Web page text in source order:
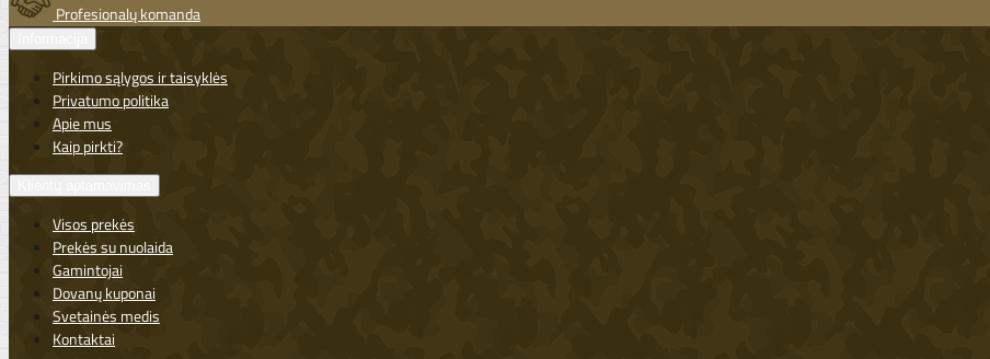
Profesionalų komanda
Pirkimo sąlygos ir taisyklės
Privatumo politika
Apie mus
Kaip pirkti?
Visos prekės
Prekės su nuolaida
Gamintojai
Dovanų kuponai
Svetainės medis
Kontaktai